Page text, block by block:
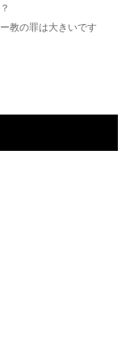
教の罪は大きいです